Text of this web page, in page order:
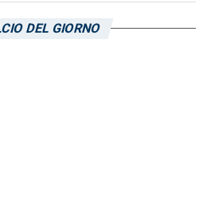
le restanti partite
DEL GIORNO